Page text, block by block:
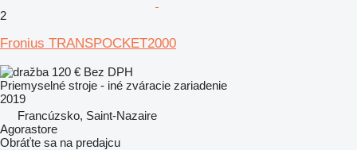
2
Fronius TRANSPOCKET2000
120 € Bez DPH
Priemyselné stroje - iné zváracie zariadenie
2019
Francúzsko, Saint-Nazaire
Agorastore
Obráťte sa na predajcu